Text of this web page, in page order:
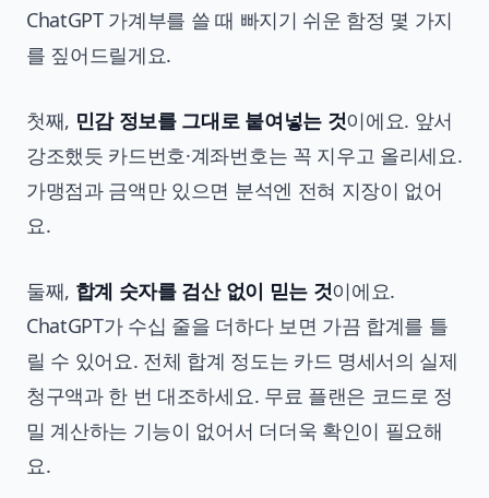
ChatGPT 가계부를 쓸 때 빠지기 쉬운 함정 몇 가지
를 짚어드릴게요.
첫째, 민감 정보를 그대로 붙여넣는 것이에요. 앞서
강조했듯 카드번호·계좌번호는 꼭 지우고 올리세요.
가맹점과 금액만 있으면 분석엔 전혀 지장이 없어
요.
둘째, 합계 숫자를 검산 없이 믿는 것이에요.
ChatGPT가 수십 줄을 더하다 보면 가끔 합계를 틀
릴 수 있어요. 전체 합계 정도는 카드 명세서의 실제
청구액과 한 번 대조하세요. 무료 플랜은 코드로 정
밀 계산하는 기능이 없어서 더더욱 확인이 필요해
요.